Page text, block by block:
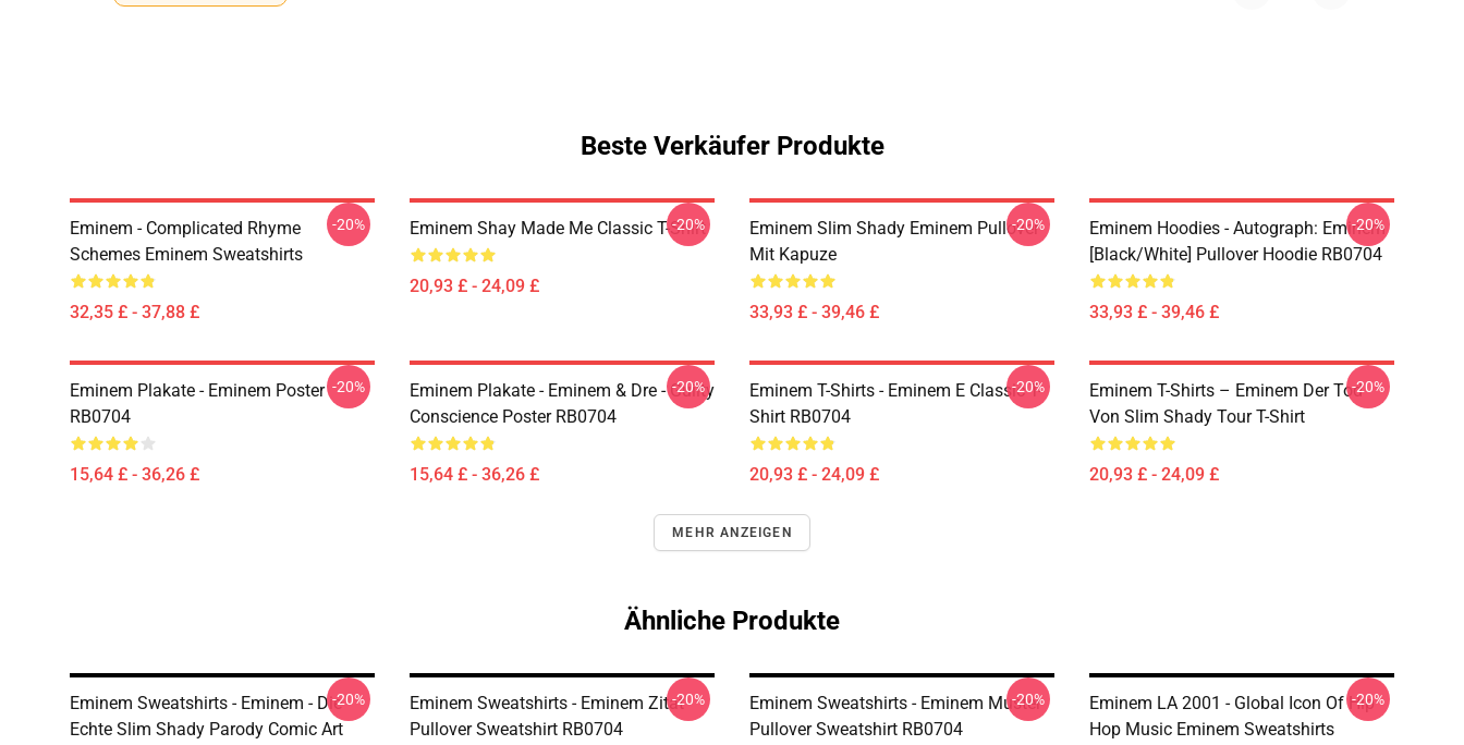
Beste Verkäufer Produkte
Eminem - Complicated Rhyme
Schemes Eminem Sweatshirts
32,35 £ - 37,88 £
-20% Eminem Shay Made Me Classic T-Shirt
20,93 £ - 24,09 £
-20%
Eminem Slim Shady Eminem Pullover
Mit Kapuze
33,93 £ - 39,46 £
-20%
Eminem Hoodies - Autograph: Eminem
[Black/White] Pullover Hoodie RB0704
33,93 £ - 39,46 £
-20%
Eminem Plakate - Eminem Poster
RB0704
15,64 £ - 36,26 £
-20%
Eminem Plakate - Eminem & Dre - Guilty
Conscience Poster RB0704
15,64 £ - 36,26 £
-20%
Eminem T-Shirts - Eminem E Classic T-
Shirt RB0704
20,93 £ - 24,09 £
-20%
Eminem T-Shirts – Eminem Der Tod
Von Slim Shady Tour T-Shirt
20,93 £ - 24,09 £
-20%
MEHR ANZEIGEN
Ähnliche Produkte
Eminem Sweatshirts - Eminem - Die
Echte Slim Shady Parody Comic Art
-20%
Eminem Sweatshirts - Eminem Zitat
Pullover Sweatshirt RB0704
-20%
Eminem Sweatshirts - Eminem Muster
Pullover Sweatshirt RB0704
-20%
Eminem LA 2001 - Global Icon Of Hip
Hop Music Eminem Sweatshirts
-20%